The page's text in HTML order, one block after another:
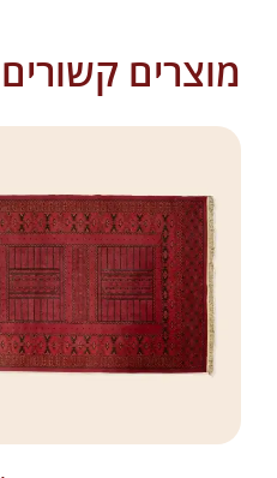
מוצרים קשורים